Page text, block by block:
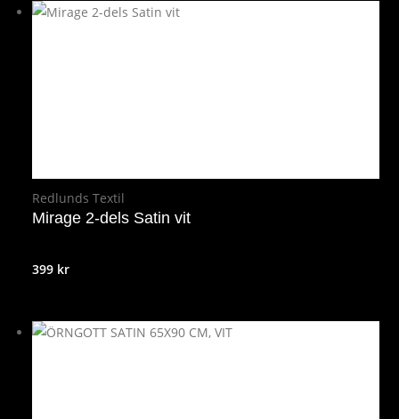
Redlunds Textil
Mirage 2-dels Satin vit
399 kr